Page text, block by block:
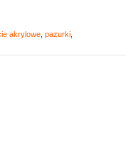
akrylowe pazurki